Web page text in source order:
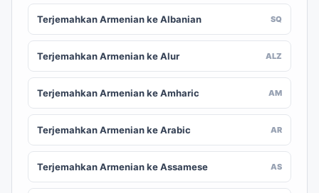
Terjemahkan Armenian ke Albanian SQ
Terjemahkan Armenian ke Alur ALZ
Terjemahkan Armenian ke Amharic AM
Terjemahkan Armenian ke Arabic AR
Terjemahkan Armenian ke Assamese AS